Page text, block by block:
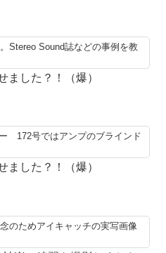
Stereo Sound誌などの事例を教
ました？！（爆）
172号ではアンプのブラインド
ました？！（爆）
のためアイキャッチの実写画像